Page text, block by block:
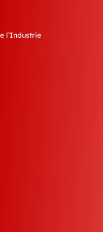
l’Industrie